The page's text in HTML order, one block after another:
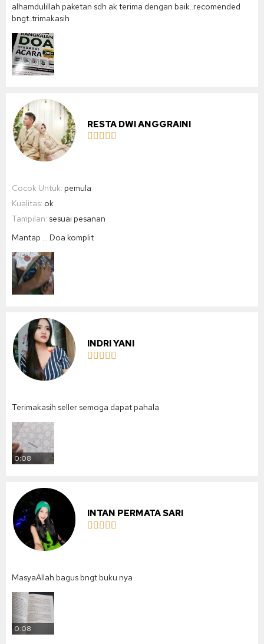
alhamdulillah paketan sdh ak terima dengan baik..recomended
bngt..trimakasih
RESTA DWI ANGGRAINI
    
Cocok Untuk: pemula
Kualitas: ok
Tampilan: sesuai pesanan
Mantap … Doa komplit
INDRI YANI
    
Terimakasih seller semoga dapat pahala
0:08
INTAN PERMATA SARI
    
MasyaAllah bagus bngt buku nya
0:08